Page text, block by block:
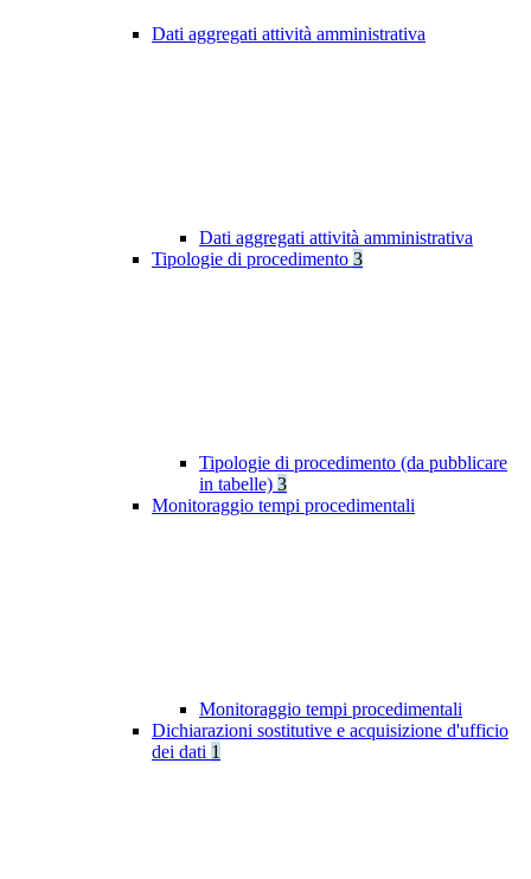
Dati aggregati attività amministrativa
Dati aggregati attività amministrativa
Tipologie di procedimento 3
Tipologie di procedimento (da pubblicare
in tabelle) 3
Monitoraggio tempi procedimentali
Monitoraggio tempi procedimentali
Dichiarazioni sostitutive e acquisizione d'ufficio
dei dati 1